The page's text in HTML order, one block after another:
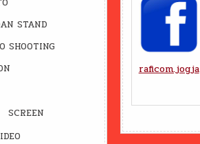
raficom.jogja
STAND
SHOOTING
SCREEN